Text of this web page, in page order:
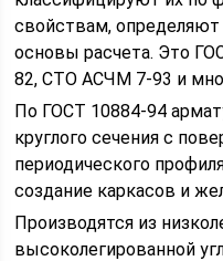
свойствам, определяют
основы расчета. Это
82, СТО АСЧМ 7-93 и
По ГОСТ 10884-94
круглого сечения с
периодического
создание каркасов и
Производятся из
высоколегированной